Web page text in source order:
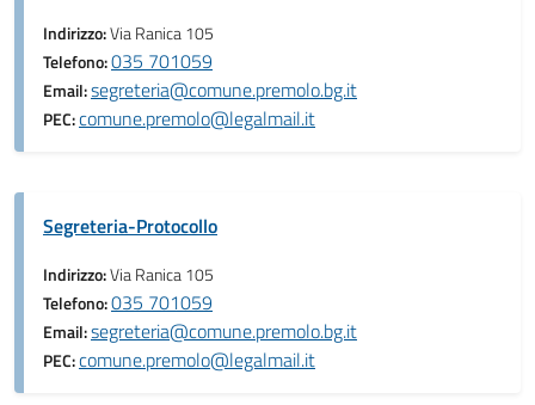
Indirizzo:Via Ranica 105
Telefono:035 701059
Email:segreteria@comune.premolo.bg.it
PEC:comune.premolo@legalmail.it
Segreteria-Protocollo
Indirizzo:Via Ranica 105
Telefono:035 701059
Email:segreteria@comune.premolo.bg.it
PEC:comune.premolo@legalmail.it